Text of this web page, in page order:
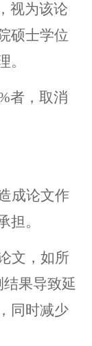
视为该论
硕士学位
。
者，取消
成论文作
担。
文，如所
果导致延
同时减少